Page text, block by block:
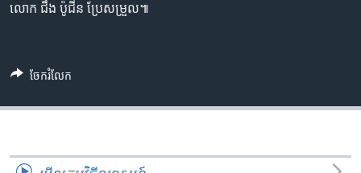
លោក ជឹង ប៉ូជីន ប្រែសម្រួល៕
ចែករំលែក